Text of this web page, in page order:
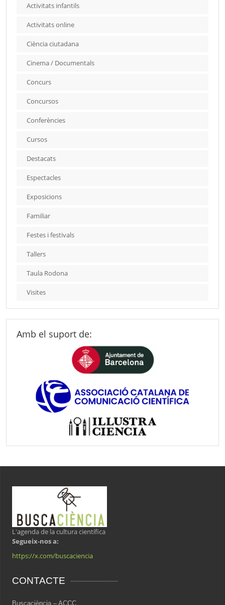
Activitats infantils
Activitats online
Ciència ciutadana
Cinema / Documentals
Concurs
Concursos
Conferències
Cursos
Destacats
Espectacles
Exposicions
Familiar
Festes i festivals
Tallers
Taula Rodona
Visites
Amb el suport de:
L'agenda de la cultura científica
Segueix-nos a:
https://x.com/buscaciencia
CONTACTE
Buscaciència – ACCC